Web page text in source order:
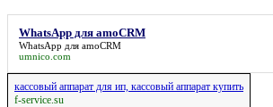
WhatsApp для amoCRM
WhatsApp для amoCRM
umnico.com
кассовый аппарат для ип, кассовый аппарат купить
f-service.su